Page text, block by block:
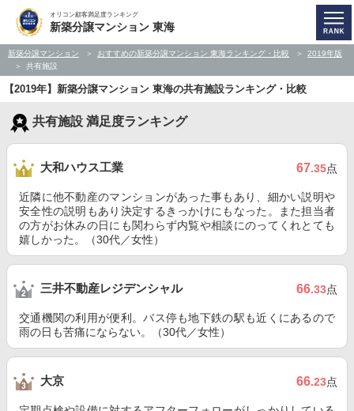
オリコン顧客満足度ランキング
新築分譲マンション 東海
新築分譲マンション おすすめの新築分譲マンション 東海ランキング・比較
2019年版
共有施設
【2019年】新築分譲マンション 東海の共有施設ランキング・比較
共有施設 満足度ランキング
大和ハウス工業 67.35点
近隣に他不動産のマンションがあった事もあり、細かい説明や
安全性の説明もあり決定するきっかけにもなった。また担当者
の方がお休みの日にも関わらず内覧や相談にのってくれとても
嬉しかった。（30代／女性）
三井不動産レジデンシャル 66.33点
交通機関の利用が便利。バス停も地下鉄の駅も近くにあるので
雨の日も苦痛にならない。（30代／女性）
大京 66.23点